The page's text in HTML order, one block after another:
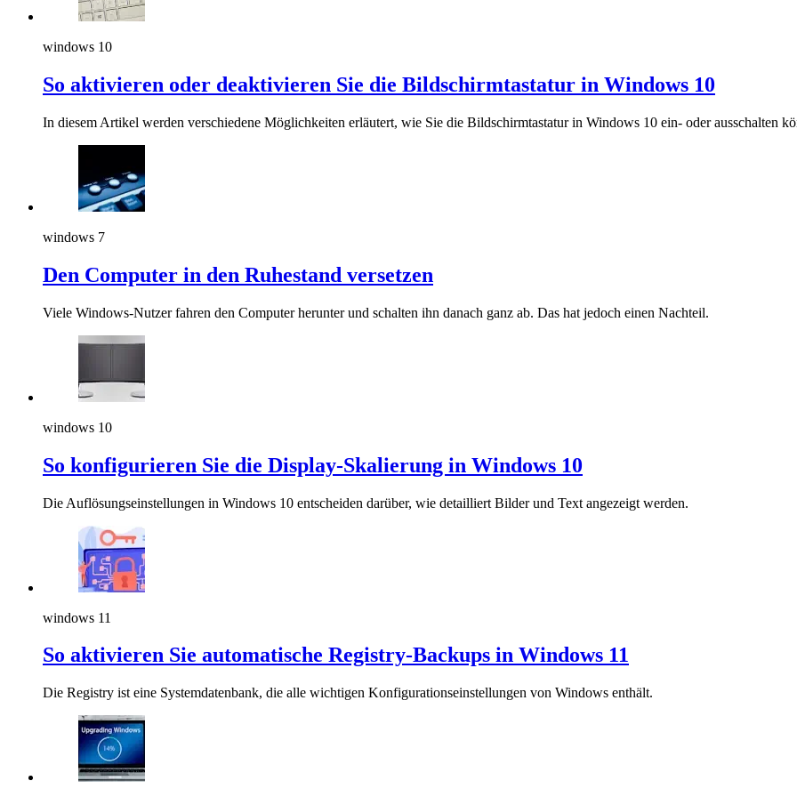
windows 10
So aktivieren oder deaktivieren Sie die Bildschirmtastatur in Windows 10
In diesem Artikel werden verschiedene Möglichkeiten erläutert, wie Sie die Bildschirmtastatur in Windows 10 ein- oder ausschalten
windows 7
Den Computer in den Ruhestand versetzen
Viele Windows-Nutzer fahren den Computer herunter und schalten ihn danach ganz ab. Das hat jedoch einen Nachteil.
windows 10
So konfigurieren Sie die Display-Skalierung in Windows 10
Die Auflösungseinstellungen in Windows 10 entscheiden darüber, wie detailliert Bilder und Text angezeigt werden.
windows 11
So aktivieren Sie automatische Registry-Backups in Windows 11
Die Registry ist eine Systemdatenbank, die alle wichtigen Konfigurationseinstellungen von Windows enthält.